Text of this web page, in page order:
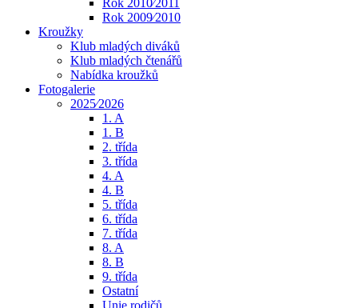
Rok 2010⁄2011
Rok 2009⁄2010
Kroužky
Klub mladých diváků
Klub mladých čtenářů
Nabídka kroužků
Fotogalerie
2025⁄2026
1. A
1. B
2. třída
3. třída
4. A
4. B
5. třída
6. třída
7. třída
8. A
8. B
9. třída
Ostatní
Unie rodičů